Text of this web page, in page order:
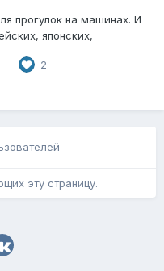
прогулок на машинах. И
японских,
последний осенний
АвтоАмерики. Здесь
2
эту страницу.